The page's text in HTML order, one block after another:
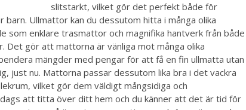
slitstarkt, vilket gör det perfekt både för
barn. Ullmattor kan du dessutom hitta i många olika
som enklare trasmattor och magnifika hantverk från både
Det gör att mattorna är vänliga mot många olika
mängder med pengar för att få en fin ullmatta utan
just nu. Mattorna passar dessutom lika bra i det vackra
vilket gör dem väldigt mångsidiga och
dags att titta över ditt hem och du känner att det är tid för